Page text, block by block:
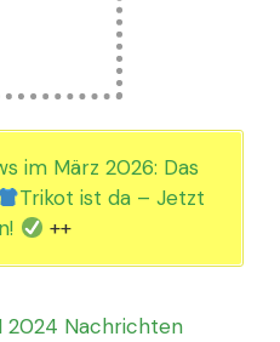
im März 2026: Das
Trikot ist da – Jetzt
++
2024 Nachrichten